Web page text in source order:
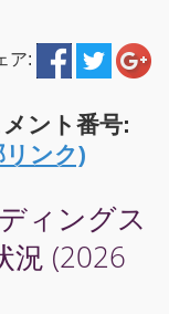
ア:
ント番号:
リンク)
ィングス
況 (2026